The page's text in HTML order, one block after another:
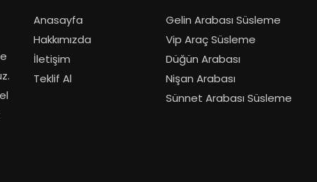
Anasayfa
Hakkımızda
İletişim
Teklif Al
Gelin Arabası Süsleme
Vip Araç Süsleme
Düğün Arabası
Nişan Arabası
Sünnet Arabası Süsleme